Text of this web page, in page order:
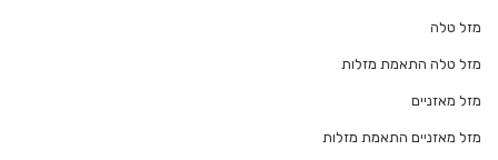
מזל טלה
מזל טלה התאמת מזלות
מזל מאזניים
מזל מאזניים התאמת מזלות